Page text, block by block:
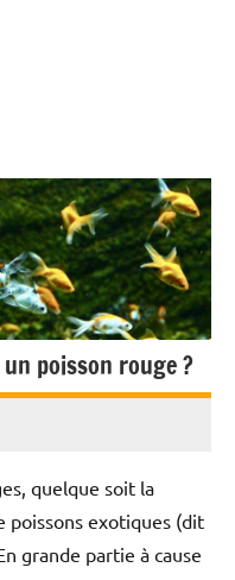
poisson rouge ?
quelque soit la
poissons exotiques (dit
grande partie à cause